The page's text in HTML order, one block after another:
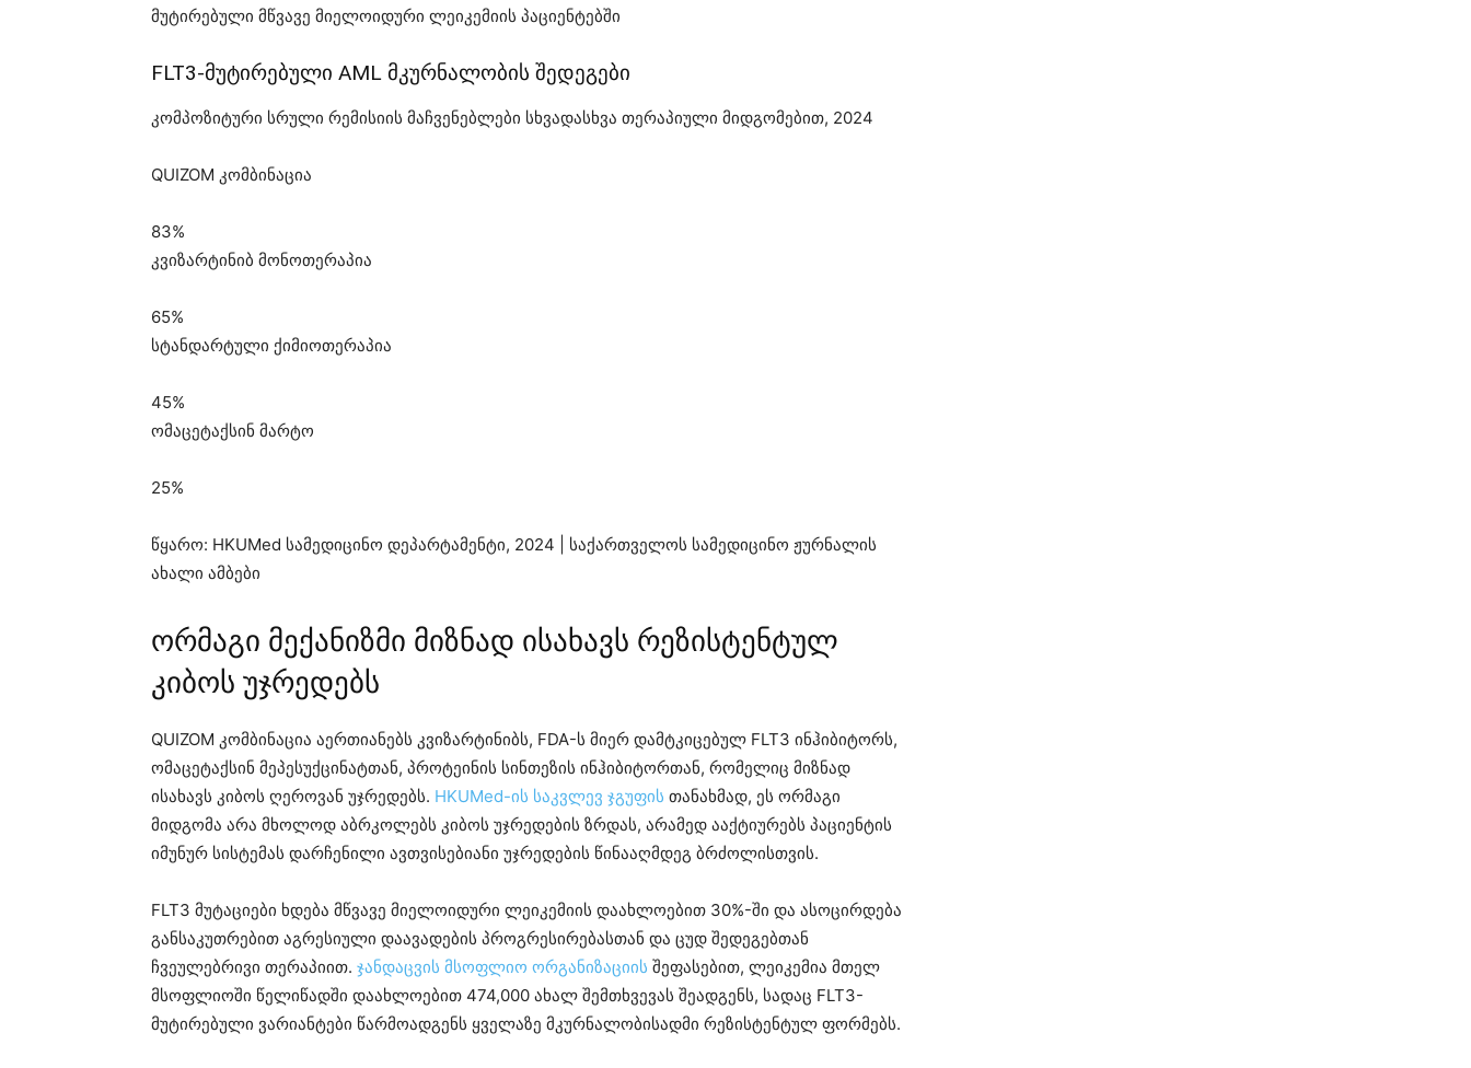
მუტირებული მწვავე მიელოიდური ლეიკემიის პაციენტებში
FLT3-მუტირებული AML მკურნალობის შედეგები
კომპოზიტური სრული რემისიის მაჩვენებლები სხვადასხვა თერაპიული მიდგომებით, 2024
QUIZOM კომბინაცია
83%
კვიზარტინიბ მონოთერაპია
65%
სტანდარტული ქიმიოთერაპია
45%
ომაცეტაქსინ მარტო
25%
წყარო: HKUMed სამედიცინო დეპარტამენტი, 2024 | საქართველოს სამედიცინო ჟურნალის
ახალი ამბები
ორმაგი მექანიზმი მიზნად ისახავს რეზისტენტულ
კიბოს უჯრედებს
QUIZOM კომბინაცია აერთიანებს კვიზარტინიბს, FDA-ს მიერ დამტკიცებულ FLT3 ინჰიბიტორს,
ომაცეტაქსინ მეპესუქცინატთან, პროტეინის სინთეზის ინჰიბიტორთან, რომელიც მიზნად
ისახავს კიბოს ღეროვან უჯრედებს. HKUMed-ის საკვლევ ჯგუფის თანახმად, ეს ორმაგი
მიდგომა არა მხოლოდ აბრკოლებს კიბოს უჯრედების ზრდას, არამედ ააქტიურებს პაციენტის
იმუნურ სისტემას დარჩენილი ავთვისებიანი უჯრედების წინააღმდეგ ბრძოლისთვის.
FLT3 მუტაციები ხდება მწვავე მიელოიდური ლეიკემიის დაახლოებით 30%-ში და ასოცირდება
განსაკუთრებით აგრესიული დაავადების პროგრესირებასთან და ცუდ შედეგებთან
ჩვეულებრივი თერაპიით. ჯანდაცვის მსოფლიო ორგანიზაციის შეფასებით, ლეიკემია მთელ
მსოფლიოში წელიწადში დაახლოებით 474,000 ახალ შემთხვევას შეადგენს, სადაც FLT3-
მუტირებული ვარიანტები წარმოადგენს ყველაზე მკურნალობისადმი რეზისტენტულ ფორმებს.